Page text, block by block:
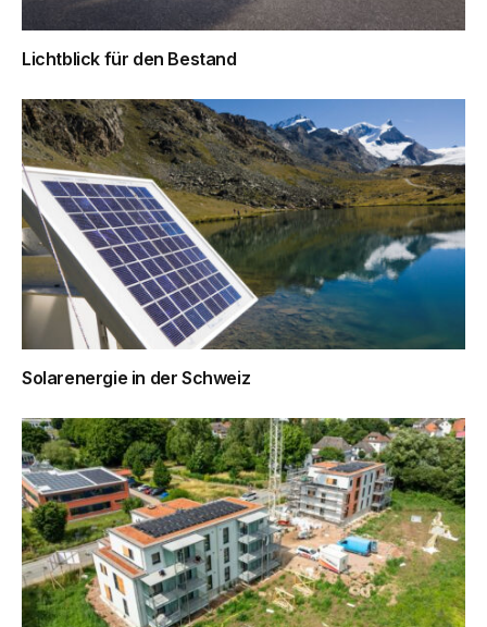
Lichtblick für den Bestand
Solarenergie in der Schweiz